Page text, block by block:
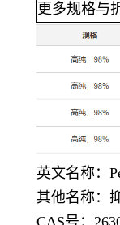
更多规格与
英文名称：
其他名称：